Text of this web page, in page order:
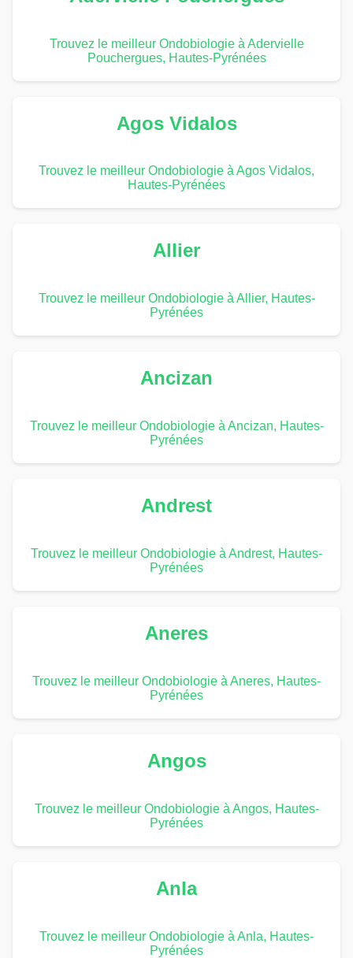
Trouvez le meilleur Ondobiologie à Adervielle
Pouchergues, Hautes-Pyrénées
Agos Vidalos
Trouvez le meilleur Ondobiologie à Agos Vidalos,
Hautes-Pyrénées
Allier
Trouvez le meilleur Ondobiologie à Allier, Hautes-
Pyrénées
Ancizan
Trouvez le meilleur Ondobiologie à Ancizan, Hautes-
Pyrénées
Andrest
Trouvez le meilleur Ondobiologie à Andrest, Hautes-
Pyrénées
Aneres
Trouvez le meilleur Ondobiologie à Aneres, Hautes-
Pyrénées
Angos
Trouvez le meilleur Ondobiologie à Angos, Hautes-
Pyrénées
Anla
Trouvez le meilleur Ondobiologie à Anla, Hautes-
Pyrénées